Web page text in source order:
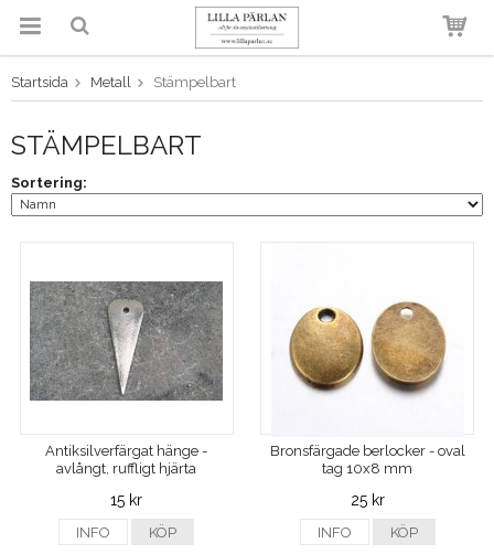
Produkten har blivit tillagd i
varukorgen
Startsida Metall Stämpelbart
STÄMPELBART
Sortering:
Antiksilverfärgat hänge -
avlångt, ruffligt hjärta
15 kr
INFO KÖP
Bronsfärgade berlocker - oval
tag 10x8 mm
25 kr
INFO KÖP